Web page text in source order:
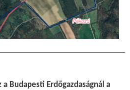
Budapesti Erdőgazdaságnál a